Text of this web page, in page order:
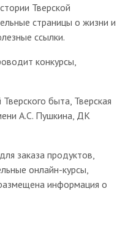
Тверской
страницы о жизни и
ссылки.
конкурсы,
быта, Тверская
А.С. Пушкина, ДК
заказа продуктов,
онлайн-курсы,
информация о